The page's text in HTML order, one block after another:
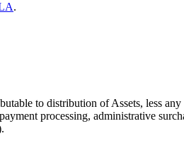
.
to distribution of Assets, less
processing, administrative